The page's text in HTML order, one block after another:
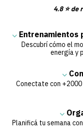
4.8 ⭐ de
⌵ Entrenamientos
Descubrí cómo el
energía y
⌵
Conectate con
⌵
Planificá tu semana